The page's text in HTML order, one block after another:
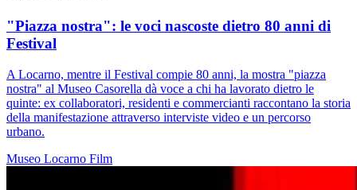
"Piazza nostra": le voci nascoste dietro 80 anni di
Festival
A Locarno, mentre il Festival compie 80 anni, la mostra "piazza
nostra" al Museo Casorella dà voce a chi ha lavorato dietro le
quinte: ex collaboratori, residenti e commercianti raccontano la storia
della manifestazione attraverso interviste video e un percorso
urbano.
Museo Locarno Film